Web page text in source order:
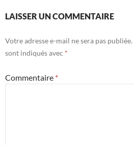
LAISSER UN COMMENTAIRE
Votre adresse e-mail ne sera pas publiée.
sont indiqués avec *
Commentaire *